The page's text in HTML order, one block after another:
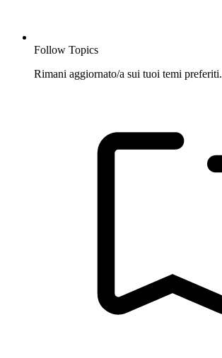
Follow Topics
Rimani aggiornato/a sui tuoi temi preferiti.